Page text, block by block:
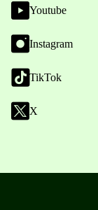
Youtube
Instagram
TikTok
X